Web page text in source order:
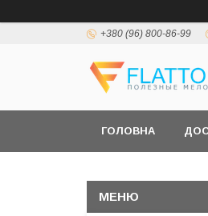
+380 (96) 800-86-99
ГОЛОВНА